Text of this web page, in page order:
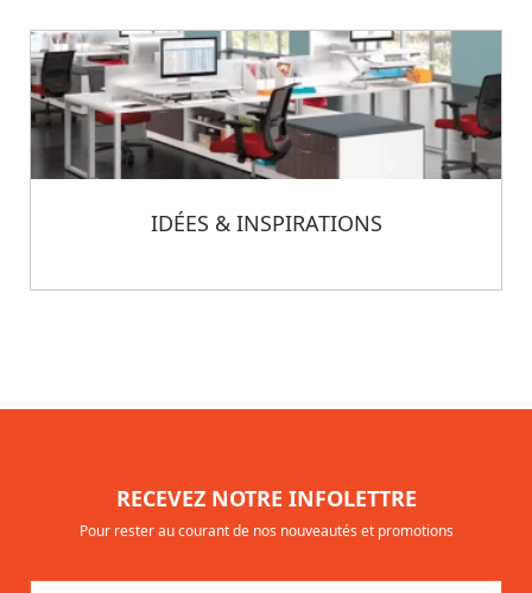
IDÉES & INSPIRATIONS
RECEVEZ NOTRE INFOLETTRE
Pour rester au courant de nos nouveautés et promotions